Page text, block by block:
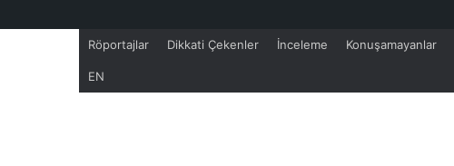
Röportajlar Dikkati Çekenler İnceleme Konuşamayanlar
EN